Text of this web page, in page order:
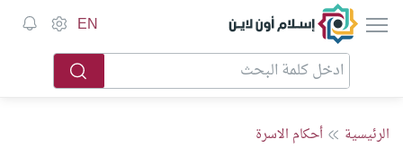
إسلام أون لاين EN
الرئيسية أحكام الاسرة